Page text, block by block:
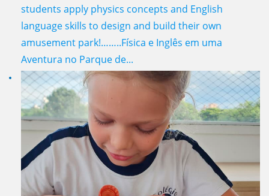
students apply physics concepts and English
language skills to design and build their own
amusement park!……..Física e Inglês em uma
Aventura no Parque de...